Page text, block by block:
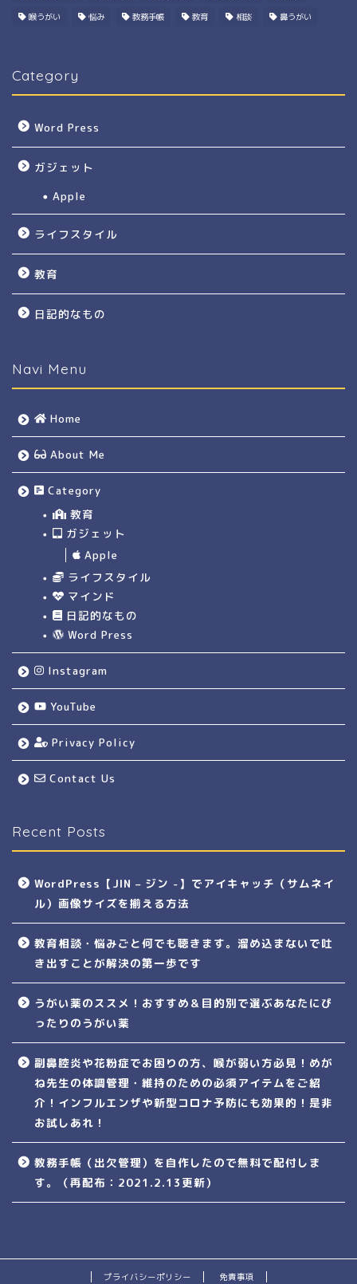
喉うがい 悩み 教務手帳 教育 相談 鼻うがい
Category
Word Press
ガジェット
Apple
ライフスタイル
教育
日記的なもの
Navi Menu
Home
About Me
Category
教育
ガジェット
Apple
ライフスタイル
マインド
日記的なもの
Word Press
Instagram
YouTube
Privacy Policy
Contact Us
Recent Posts
WordPress【JIN – ジン -】でアイキャッチ（サムネイ
ル）画像サイズを揃える方法
教育相談・悩みごと何でも聴きます。溜め込まないで吐
き出すことが解決の第一歩です
うがい薬のススメ！おすすめ＆目的別で選ぶあなたにぴ
ったりのうがい薬
副鼻腔炎や花粉症でお困りの方、喉が弱い方必見！めが
ね先生の体調管理・維持のための必須アイテムをご紹
介！インフルエンザや新型コロナ予防にも効果的！是非
お試しあれ！
教務手帳（出欠管理）を自作したので無料で配付しま
す。（再配布：2021.2.13更新）
プライバシーポリシー 免責事項